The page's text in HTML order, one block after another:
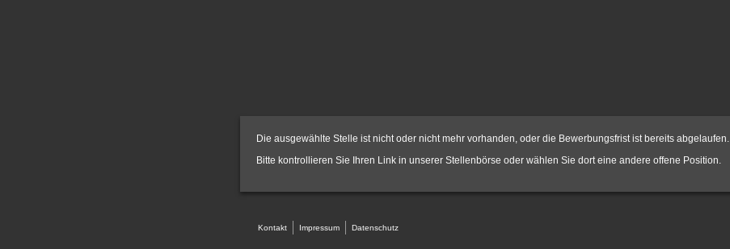
Die ausgewählte Stelle ist nicht oder nicht mehr vorhanden, oder die Bewerbungsfrist ist bereits abgelaufen.
Bitte kontrollieren Sie Ihren Link in unserer Stellenbörse oder wählen Sie dort eine andere offene Position.
Kontakt Impressum Datenschutz